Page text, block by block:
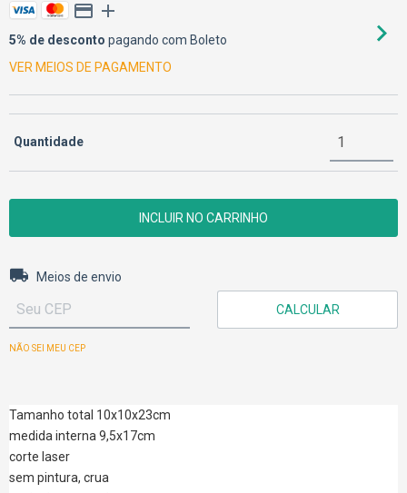
5% de desconto pagando com Boleto
VER MEIOS DE PAGAMENTO
Quantidade
Entregas para o CEP:
Meios de envio
CALCULAR
NÃO SEI MEU CEP
Tamanho total 10x10x23cm
medida interna 9,5x17cm
corte laser
sem pintura, crua